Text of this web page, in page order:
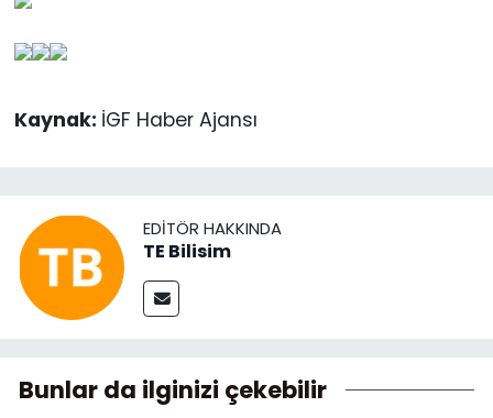
Kaynak: İGF Haber Ajansı
EDITÖR HAKKINDA
TE Bilisim
Bunlar da ilginizi çekebilir